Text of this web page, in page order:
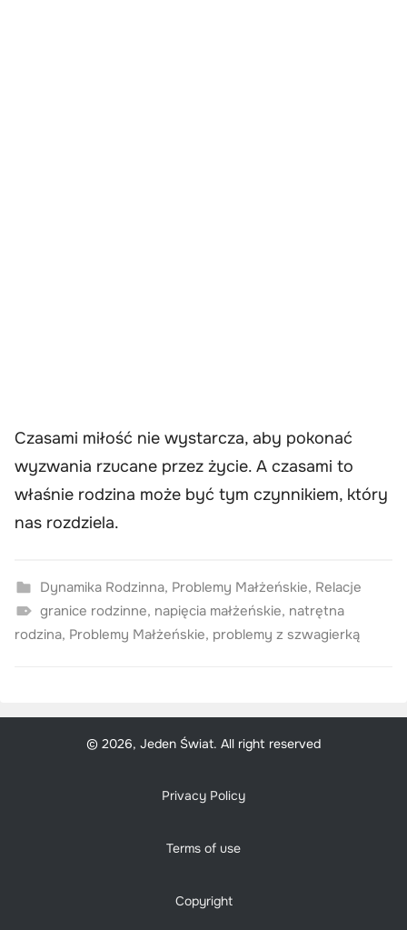
Czasami miłość nie wystarcza, aby pokonać
wyzwania rzucane przez życie. A czasami to
właśnie rodzina może być tym czynnikiem, który
nas rozdziela.
Dynamika Rodzinna, Problemy Małżeńskie, Relacje
granice rodzinne, napięcia małżeńskie, natrętna
rodzina, Problemy Małżeńskie, problemy z szwagierką
© 2026, Jeden Świat. All right reserved
Privacy Policy
Terms of use
Copyright